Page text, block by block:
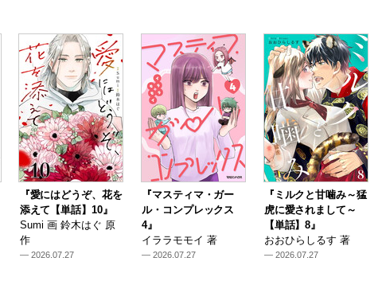
『愛にはどうぞ、花を
添えて【単話】10』
Sumi 画 鈴木はぐ 原
作
— 2026.07.27
『マスティマ・ガー
ル・コンプレックス
4』
イララモモイ 著
— 2026.07.27
『ミルクと甘噛み～猛
虎に愛されまして～
【単話】8』
おおひらしるす 著
— 2026.07.27